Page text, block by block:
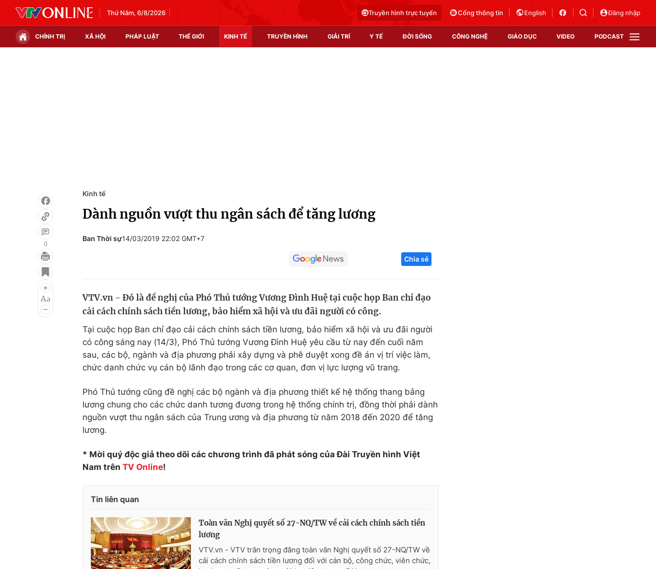
Thứ Năm, 6/8/2026 Truyền hình trực tuyến Cổng thông tin English Đăng nhập
CHÍNH TRỊ XÃ HỘI PHÁP LUẬT THẾ GIỚI KINH TẾ TRUYỀN HÌNH GIẢI TRÍ Y TẾ ĐỜI SỐNG CÔNG NGHỆ GIÁO DỤC VIDEO PODCAST
Điện ảnh
Âm nhạc
Làm đẹp
Học trực tuyến
Công nghệ
Sản phẩm
Tư vấn
0
Kinh tế
Dành nguồn vượt thu ngân sách để tăng lương
Ban Thời sự14/03/2019 22:02 GMT+7
Chia sẻ
VTV.vn - Đó là đề nghị của Phó Thủ tướng Vương Đình Huệ tại cuộc họp Ban chỉ đạo
cải cách chính sách tiền lương, bảo hiểm xã hội và ưu đãi người có công.
Tại cuộc họp Ban chỉ đạo cải cách chính sách tiền lương, bảo hiểm xã hội và ưu đãi người
có công sáng nay (14/3), Phó Thủ tướng Vương Đình Huệ yêu cầu từ nay đến cuối năm
sau, các bộ, ngành và địa phương phải xây dựng và phê duyệt xong đề án vị trí việc làm,
chức danh chức vụ cán bộ lãnh đạo trong các cơ quan, đơn vị lực lượng vũ trang.
Phó Thủ tướng cũng đề nghị các bộ ngành và địa phương thiết kế hệ thống thang bảng
lương chung cho các chức danh tương đương trong hệ thống chính trị, đồng thời phải dành
nguồn vượt thu ngân sách của Trung ương và địa phương từ năm 2018 đến 2020 để tăng
lương.
* Mời quý độc giả theo dõi các chương trình đã phát sóng của Đài Truyền hình Việt
Nam trên TV Online!
Tin liên quan
Toàn văn Nghị quyết số 27-NQ/TW về cải cách chính sách tiền
lương
VTV.vn - VTV trân trọng đăng toàn văn Nghị quyết số 27-NQ/TW về
cải cách chính sách tiền lương đối với cán bộ, công chức, viên chức,